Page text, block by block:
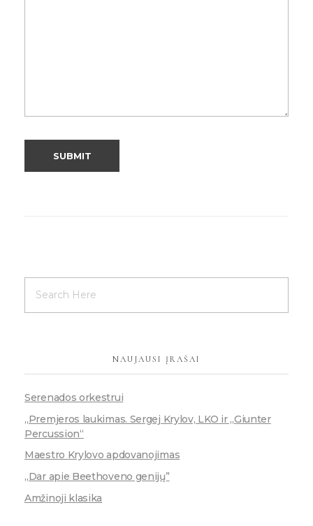
NAUJAUSI ĮRAŠAI
Serenados orkestrui
„Premjeros laukimas. Sergej Krylov, LKO ir „Giunter
Percussion“
Maestro Krylovo apdovanojimas
„Dar apie Beethoveno genijų”
Amžinoji klasika